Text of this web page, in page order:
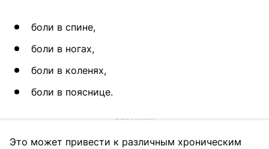
боли в спине,
боли в ногах,
боли в коленях,
боли в пояснице.
Это может привести к различным хроническим